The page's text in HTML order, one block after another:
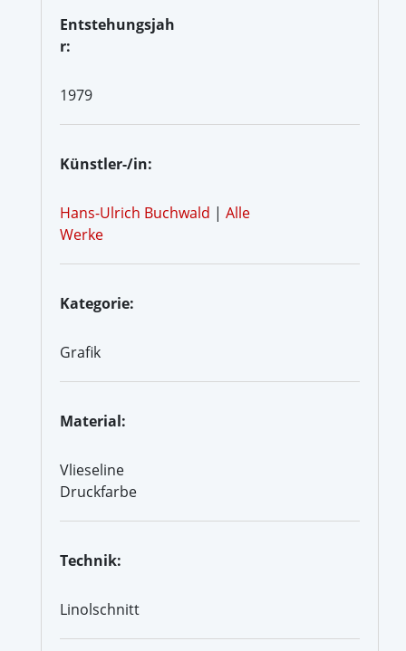
Entstehungsjah
r:
1979
Künstler-/in:
Hans-Ulrich Buchwald | Alle
Werke
Kategorie:
Grafik
Material:
Vlieseline
Druckfarbe
Technik:
Linolschnitt